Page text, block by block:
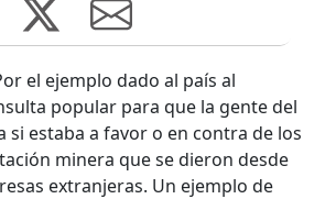
el ejemplo dado al país al
popular para que la gente del
si estaba a favor o en contra de los
minera que se dieron desde
extranjeras. Un ejemplo de